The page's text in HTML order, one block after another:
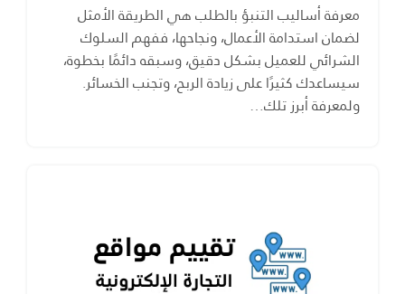
معرفة أساليب التنبؤ بالطلب هي الطريقة الأمثل
لضمان استدامة الأعمال، ونجاحها، ففهم السلوك
الشرائي للعميل بشكل دقيق، وسبقه دائمًا بخطوة،
سيساعدك كثيرًا على زيادة الربح، وتجنب الخسائر.
ولمعرفة أبرز تلك…